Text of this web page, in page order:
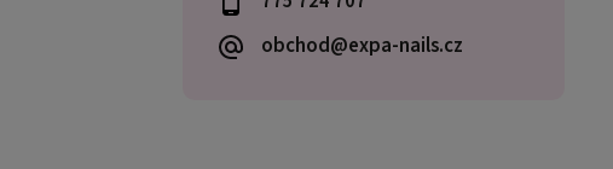
obchod@expa-nails.cz